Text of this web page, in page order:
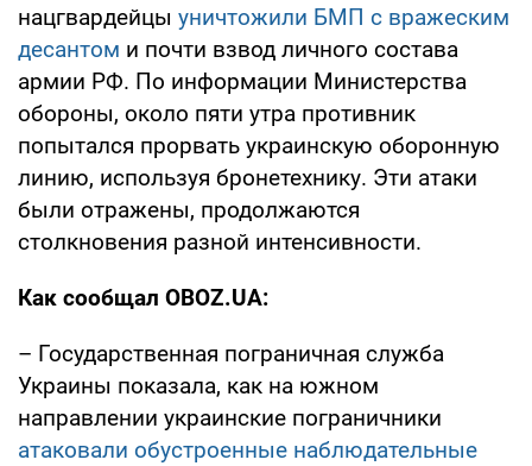
нацгвардейцы уничтожили БМП с вражеским
десантом и почти взвод личного состава
армии РФ. По информации Министерства
обороны, около пяти утра противник
попытался прорвать украинскую оборонную
линию, используя бронетехнику. Эти атаки
были отражены, продолжаются
столкновения разной интенсивности.
Как сообщал OBOZ.UA:
– Государственная пограничная служба
Украины показала, как на южном
направлении украинские пограничники
атаковали обустроенные наблюдательные